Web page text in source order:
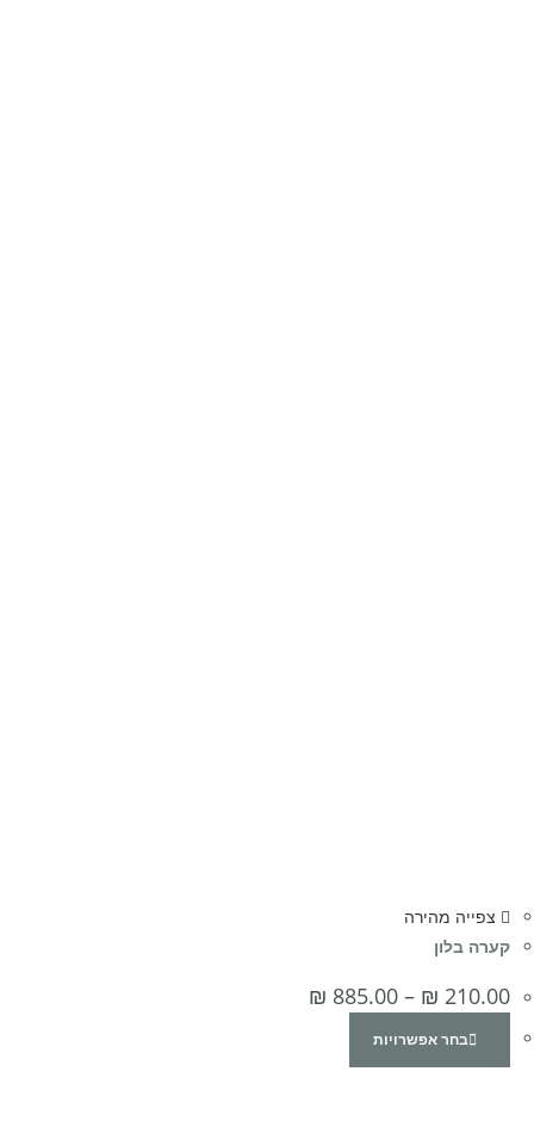
צפייה מהירה
קערה בלון
₪ 210.00
–
₪ 885.00
בחר אפשרויות